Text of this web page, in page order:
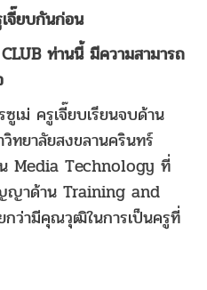
จี๊ยบกันก่อน
ท่านนี้ มีความสามารถ
เม่ ครูเจี๊ยบเรียนจบด้าน
ทยาลัยสงขลานครินทร์
น Media Technology ที่
ญาด้าน Training and
ว่ามีคุณวุฒิในการเป็นครูที่